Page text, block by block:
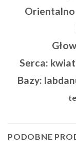
Orientalno
Serca:
Bazy:
PODOBNE